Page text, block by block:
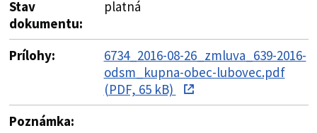
Stav
dokumentu:
platná
Prílohy:
6734_2016-08-26_zmluva_639-2016-
odsm_kupna-obec-lubovec.pdf
(PDF, 65 kB)
Poznámka: